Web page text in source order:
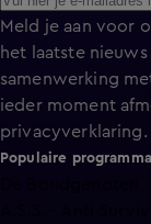
Meld je aan voor
het laatste
samenwerking
ieder moment
privacyverklaring.
Populaire